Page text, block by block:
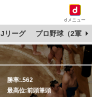
dメニュー
Jリーグ プロ野球（2軍）
勝率:.562
最高位:前頭筆頭